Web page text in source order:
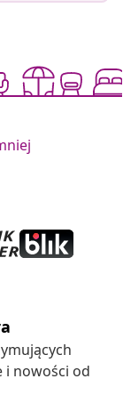
i nowości od